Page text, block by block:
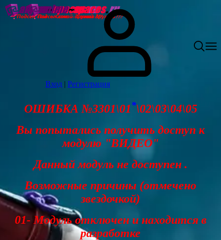
Вход | Регистрация
ОШИБКА №3301\01*\02\03\04\05
Вы попытались получить доступ к
модулю "ВИДЕО"
Данный модуль не доступен .
Возможные причины (отмечено
звездочкой)
01- Модуль отключен и находится в
разработке